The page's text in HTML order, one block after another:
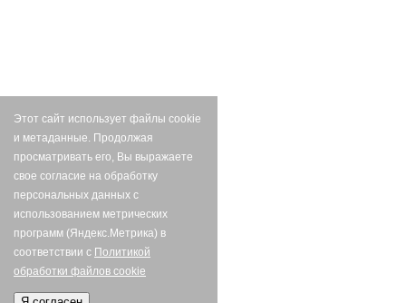
Этот сайт использует файлы cookie
и метаданные. Продолжая
просматривать его, Вы выражаете
свое согласие на обработку
персональных данных с
использованием метрических
программ (Яндекс.Метрика) в
соответствии с Политикой
обработки файлов cookie